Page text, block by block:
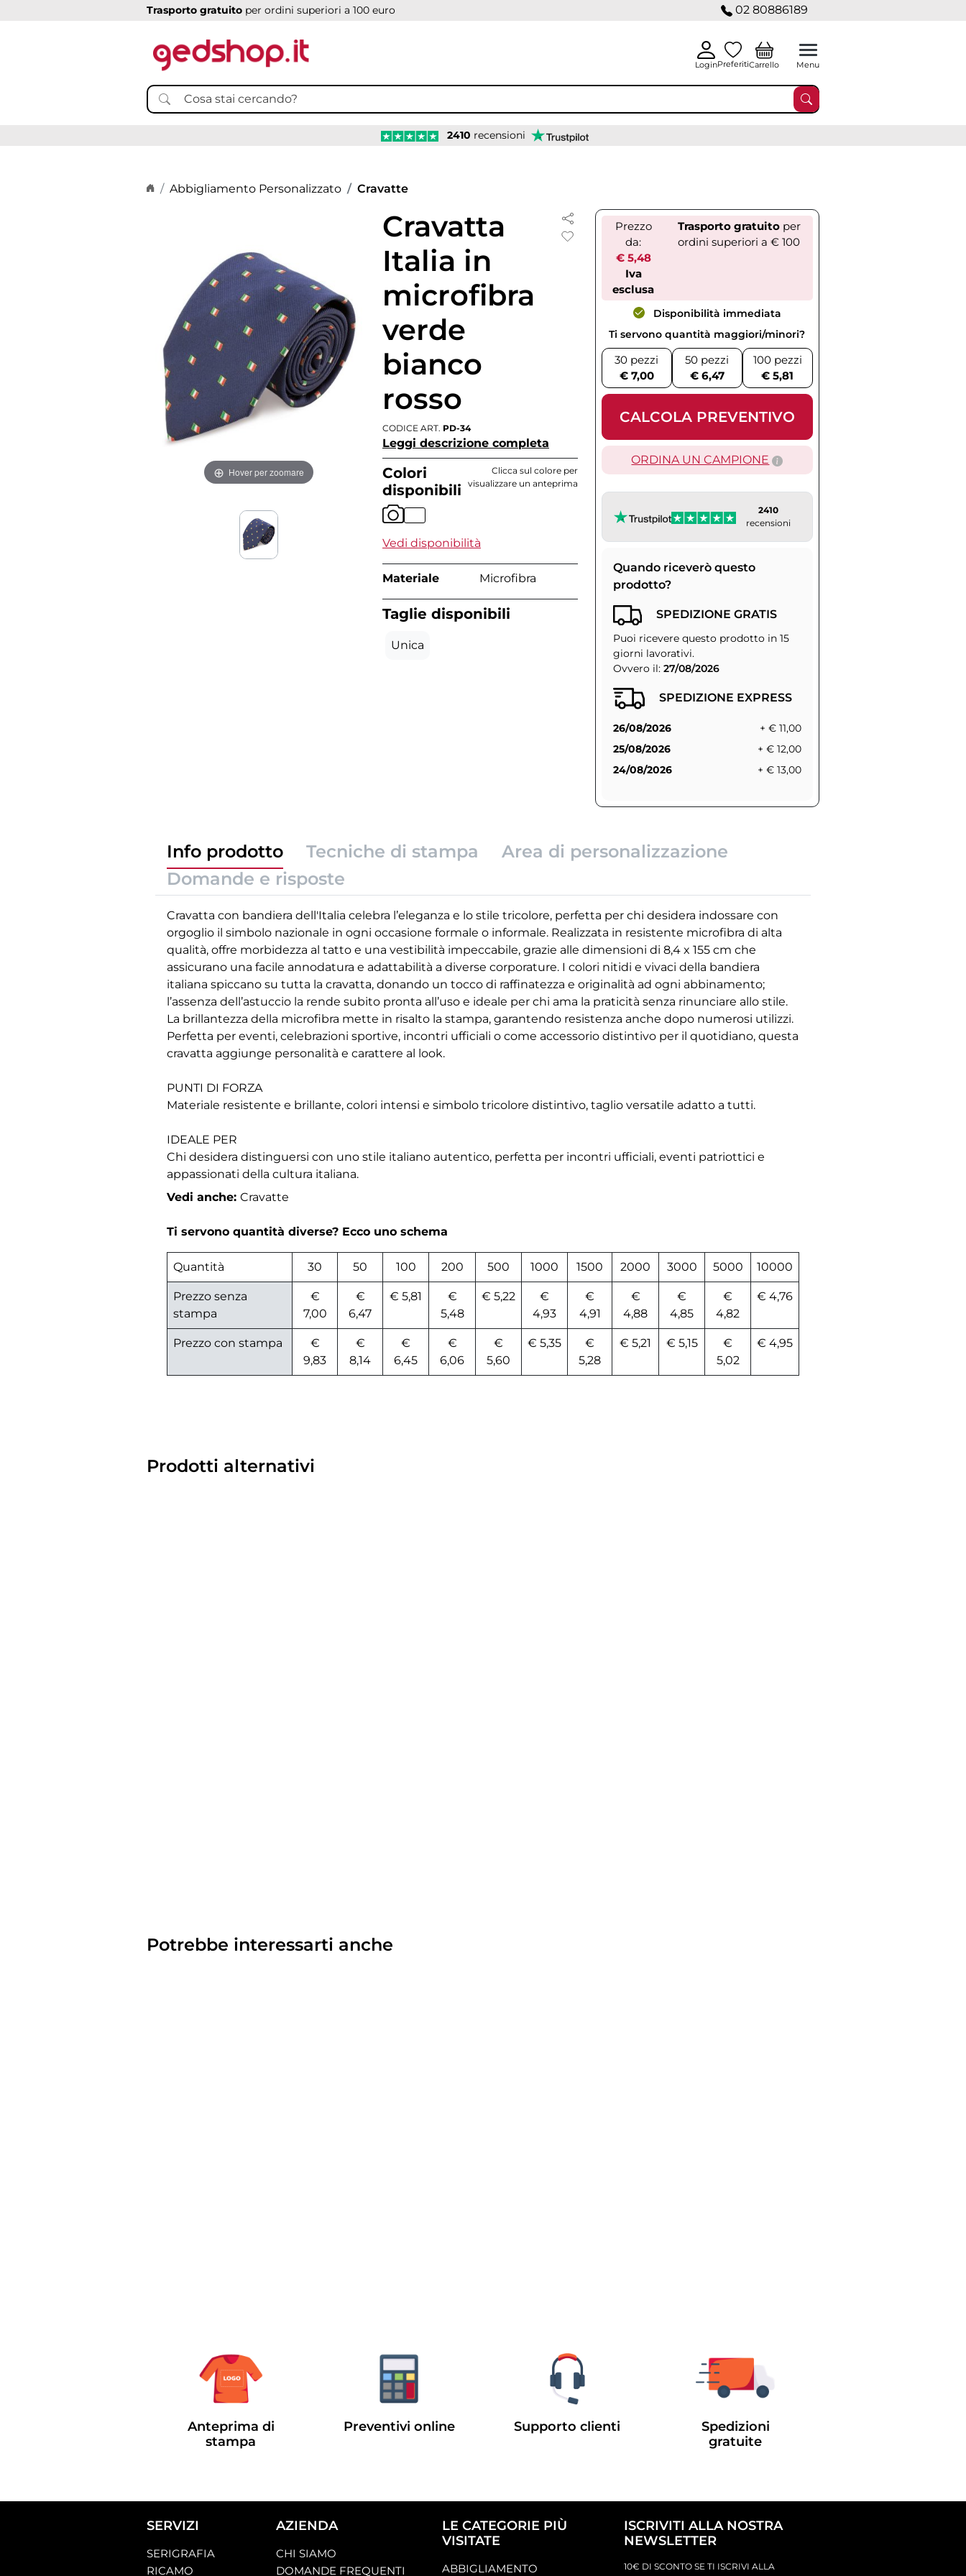
Trasporto gratuito per ordini superiori a 100 euro 02 80886189
LoginPreferitiCarrello Menu
2410 recensioni
Home page
Abbigliamento Personalizzato Cravatte
Hover per zoomare
Cravatta
Italia in
microfibra
verde
bianco
rosso
CODICE ART. PD-34
Leggi descrizione completa
Colori
disponibili
Clicca sul colore per
visualizzare un anteprima
Vedi disponibilità
Materiale Microfibra
Taglie disponibili
Unica
Prezzo
da:
€ 5,48
Iva
esclusa
Trasporto gratuitoper
ordini superiori a € 100
Disponibilità immediata
Ti servono quantità maggiori/minori?
30 pezzi
€ 7,00
50 pezzi
€ 6,47
100 pezzi
€ 5,81
CALCOLA PREVENTIVO
ORDINA UN CAMPIONE
2410
recensioni
Quando riceverò questo
prodotto?
SPEDIZIONE GRATIS
Puoi ricevere questo prodotto in 15
giorni lavorativi.
Ovvero il: 27/08/2026
SPEDIZIONE EXPRESS
26/08/2026
+ € 11,00
25/08/2026
+ € 12,00
24/08/2026
+ € 13,00
Info prodotto Tecniche di stampa
Area di personalizzazione
Domande e risposte
Cravatta con bandiera dell'Italia celebra l’eleganza e lo stile tricolore, perfetta per chi desidera indossare con
orgoglio il simbolo nazionale in ogni occasione formale o informale. Realizzata in resistente microfibra di alta
qualità, offre morbidezza al tatto e una vestibilità impeccabile, grazie alle dimensioni di 8,4 x 155 cm che
assicurano una facile annodatura e adattabilità a diverse corporature. I colori nitidi e vivaci della bandiera
italiana spiccano su tutta la cravatta, donando un tocco di raffinatezza e originalità ad ogni abbinamento;
l’assenza dell’astuccio la rende subito pronta all’uso e ideale per chi ama la praticità senza rinunciare allo stile.
La brillantezza della microfibra mette in risalto la stampa, garantendo resistenza anche dopo numerosi utilizzi.
Perfetta per eventi, celebrazioni sportive, incontri ufficiali o come accessorio distintivo per il quotidiano, questa
cravatta aggiunge personalità e carattere al look.
PUNTI DI FORZA
Materiale resistente e brillante, colori intensi e simbolo tricolore distintivo, taglio versatile adatto a tutti.
IDEALE PER
Chi desidera distinguersi con uno stile italiano autentico, perfetta per incontri ufficiali, eventi patriottici e
appassionati della cultura italiana.
Vedi anche: Cravatte
Ti servono quantità diverse? Ecco uno schema
Quantità 30 50 100 200 500 1000 1500 2000 3000 5000 10000
Prezzo senza
stampa
€
7,00
€
6,47
€ 5,81
€
5,48
€ 5,22
€
4,93
€
4,91
€
4,88
€
4,85
€
4,82
€ 4,76
Prezzo con stampa
€
9,83
€
8,14
€
6,45
€
6,06
€
5,60
€ 5,35
€
5,28
€ 5,21 € 5,15
€
5,02
€ 4,95
Prodotti alternativi
Potrebbe interessarti anche
Anteprima di
stampa
Preventivi online Supporto clienti
Spedizioni
gratuite
SERVIZI
SERIGRAFIA
RICAMO
AZIENDA
CHI SIAMO
DOMANDE FREQUENTI
LE CATEGORIE PIÙ
VISITATE
ABBIGLIAMENTO
ISCRIVITI ALLA NOSTRA
NEWSLETTER
10€ DI SCONTO SE TI ISCRIVI ALLA